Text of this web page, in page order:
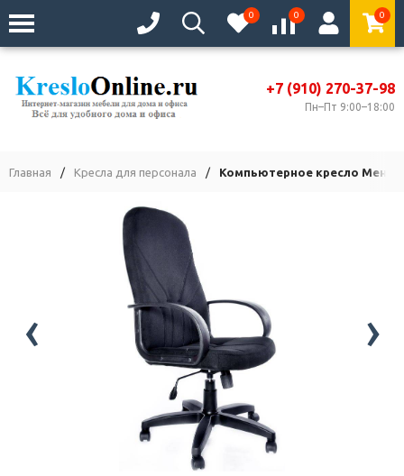
0 0 0
+7 (910) 270-37-98
Пн–Пт 9:00–18:00
Главная / Кресла для персонала / Компьютерное кресло
‹ ›